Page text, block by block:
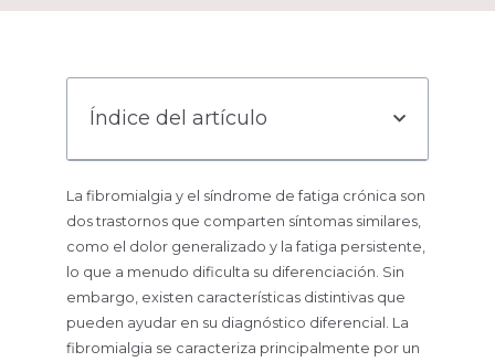
Índice del artículo
La fibromialgia y el síndrome de fatiga crónica son
dos trastornos que comparten síntomas similares,
como el dolor generalizado y la fatiga persistente,
lo que a menudo dificulta su diferenciación. Sin
embargo, existen características distintivas que
pueden ayudar en su diagnóstico diferencial. La
fibromialgia se caracteriza principalmente por un